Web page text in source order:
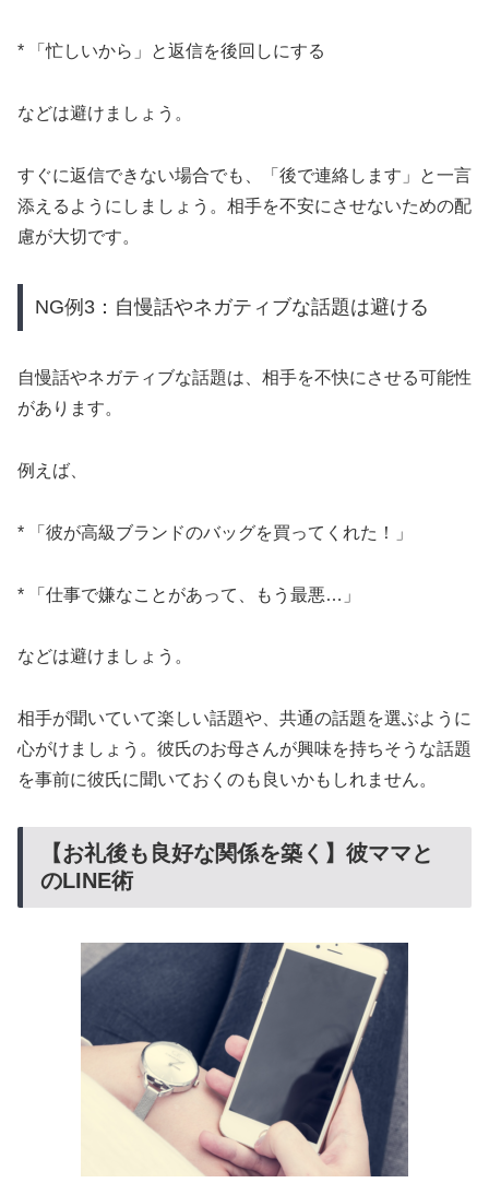
* 「忙しいから」と返信を後回しにする
などは避けましょう。
すぐに返信できない場合でも、「後で連絡します」と一言
添えるようにしましょう。相手を不安にさせないための配
慮が大切です。
NG例3：自慢話やネガティブな話題は避ける
自慢話やネガティブな話題は、相手を不快にさせる可能性
があります。
例えば、
* 「彼が高級ブランドのバッグを買ってくれた！」
* 「仕事で嫌なことがあって、もう最悪…」
などは避けましょう。
相手が聞いていて楽しい話題や、共通の話題を選ぶように
心がけましょう。彼氏のお母さんが興味を持ちそうな話題
を事前に彼氏に聞いておくのも良いかもしれません。
【お礼後も良好な関係を築く】彼ママと
のLINE術